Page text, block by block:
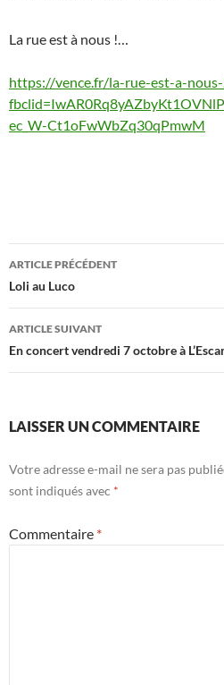
La rue est à nous !…
https://vence.fr/la-rue-est-a-
ec_W-Ct1oFwWbZq30qPmwM
Navigation
des
articles
ARTICLE PRÉCÉDENT
Loli au Luco
ARTICLE SUIVANT
En concert vendredi 7 octobre à
LAISSER UN COMMENTAIRE
Votre adresse e-mail ne sera pas
sont indiqués avec *
Commentaire *